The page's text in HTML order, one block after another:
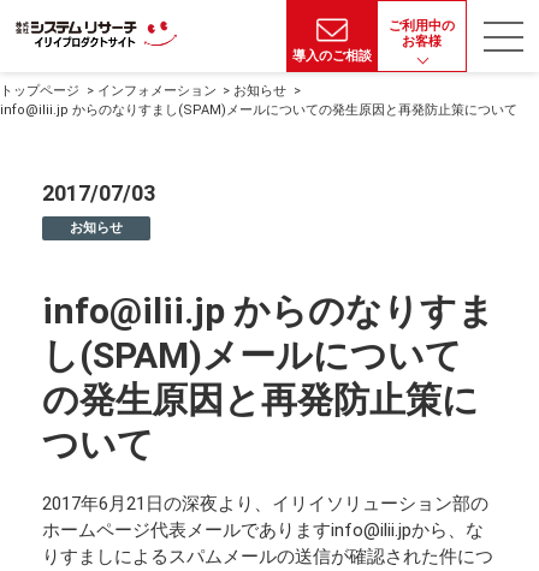
導入のご相談
ご利用中の
お客様
トップページ インフォメーション
お知らせ
info@ilii.jp からのなりすまし(SPAM)メールについての発生原因と再発防止策について
2017/07/03
お知らせ
info@ilii.jp からのなりすま
し(SPAM)メールについて
の発生原因と再発防止策に
ついて
2017年6月21日の深夜より、イリイソリューション部の
ホームページ代表メールでありますinfo@ilii.jpから、な
りすましによるスパムメールの送信が確認された件につ